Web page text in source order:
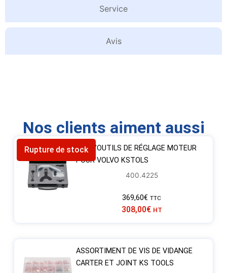
Service
Avis
Nos clients aiment aussi
Rupture de stockJEU D’OUTILS DE RÉGLAGE MOTEUR
POUR VOLVO KSTOLS
400.4225
369,60€ TTC
308,00€ HT
ASSORTIMENT DE VIS DE VIDANGE
CARTER ET JOINT KS TOOLS